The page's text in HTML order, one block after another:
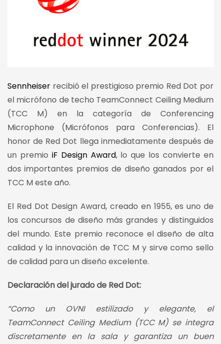
Sennheiser recibió el prestigioso premio Red Dot por
el micrófono de techo TeamConnect Ceiling Medium
(TCC M) en la categoría de Conferencing
Microphone (Micrófonos para Conferencias). El
honor de Red Dot llega inmediatamente después de
un premio iF Design Award, lo que los convierte en
dos importantes premios de diseño ganados por el
TCC M este año.
El Red Dot Design Award, creado en 1955, es uno de
los concursos de diseño más grandes y distinguidos
del mundo. Este premio reconoce el diseño de alta
calidad y la innovación de TCC M y sirve como sello
de calidad para un diseño excelente.
Declaración del jurado de Red Dot:
“Como un OVNI estilizado y elegante, el
TeamConnect Ceiling Medium (TCC M) se integra
discretamente en la sala y garantiza un buen